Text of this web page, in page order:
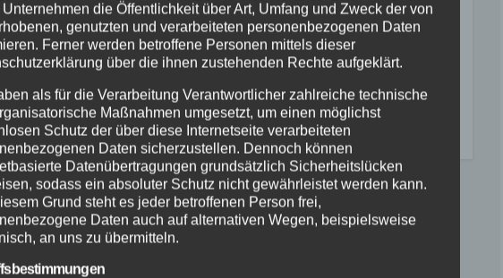
POLIZEI
flüchten
–
nach
gestoppt
2026
FEUERWEHR NEUWIED
RETTUNGSDIENST
Zwei Jahre Ersthelfer-
System: Rund 50
Einsätze in der VG
Asbach
2. AUG. 2026
Unternehmen die Öffentlichkeit über Art, Umfang und Zweck der von
genutzten und verarbeiteten personenbezogenen Daten
Ferner werden betroffene Personen mittels dieser
über die ihnen zustehenden Rechte aufgeklärt.
als für die Verarbeitung Verantwortlicher zahlreiche technische
Maßnahmen umgesetzt, um einen möglichst
Schutz der über diese Internetseite verarbeiteten
Daten sicherzustellen. Dennoch können
Datenübertragungen grundsätzlich Sicherheitslücken
sodass ein absoluter Schutz nicht gewährleistet werden kann.
Grund steht es jeder betroffenen Person frei,
Daten auch auf alternativen Wegen, beispielsweise
an uns zu übermitteln.